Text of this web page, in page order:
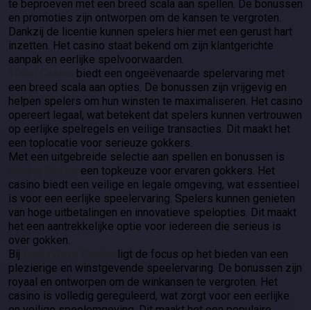
te beproeven met een breed scala aan spellen. De bonussen
en promoties zijn ontworpen om de kansen te vergroten.
Dankzij de licentie kunnen spelers hier met een gerust hart
inzetten. Het casino staat bekend om zijn klantgerichte
aanpak en eerlijke spelvoorwaarden.
biedt een ongeëvenaarde spelervaring met
een breed scala aan opties. De bonussen zijn vrijgevig en
helpen spelers om hun winsten te maximaliseren. Het casino
opereert legaal, wat betekent dat spelers kunnen vertrouwen
op eerlijke spelregels en veilige transacties. Dit maakt het
een toplocatie voor serieuze gokkers.
Met een uitgebreide selectie aan spellen en bonussen is
een topkeuze voor ervaren gokkers. Het
casino biedt een veilige en legale omgeving, wat essentieel
is voor een eerlijke speelervaring. Spelers kunnen genieten
van hoge uitbetalingen en innovatieve spelopties. Dit maakt
het een aantrekkelijke optie voor iedereen die serieus is
over gokken.
Bij
ligt de focus op het bieden van een
plezierige en winstgevende speelervaring. De bonussen zijn
royaal en ontworpen om de winkansen te vergroten. Het
casino is volledig gereguleerd, wat zorgt voor een eerlijke